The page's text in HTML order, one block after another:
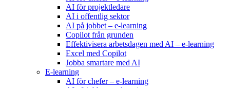
AI för projektledare
AI i offentlig sektor
AI på jobbet – e-learning
Copilot från grunden
Effektivisera arbetsdagen med AI – e-learning
Excel med Copilot
Jobba smartare med AI
E-learning
AI för chefer – e-learning